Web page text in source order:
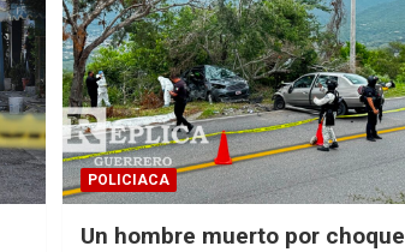
POLICIACA
Un hombre muerto por choque